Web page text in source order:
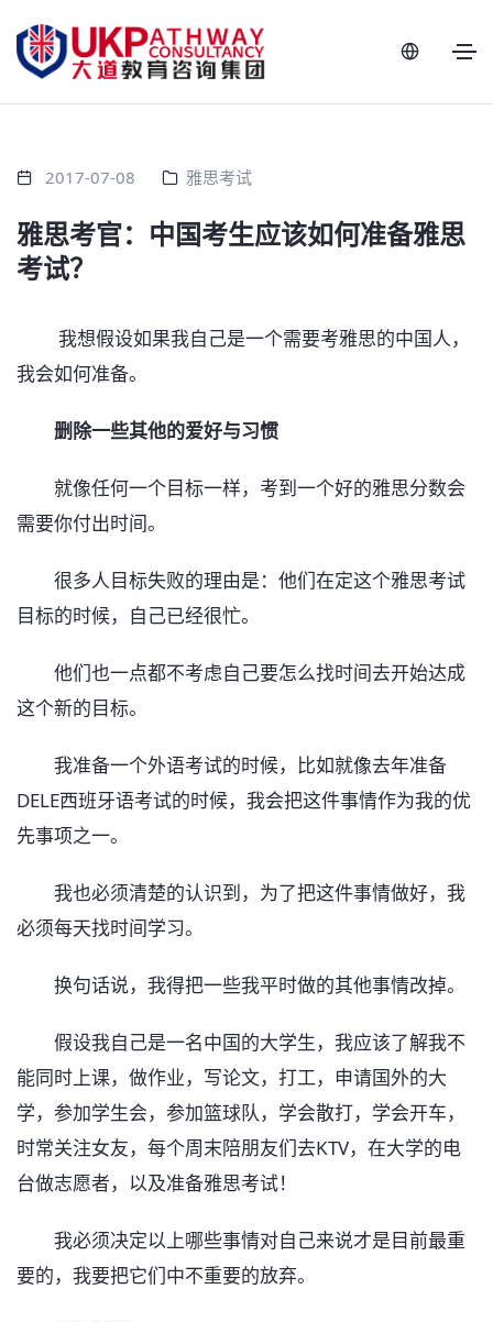
2017-07-08 雅思考试
雅思考官：中国考生应该如何准备雅思
考试？
我想假设如果我自己是一个需要考雅思的中国人，
我会如何准备。
删除一些其他的爱好与习惯
就像任何一个目标一样，考到一个好的雅思分数会
需要你付出时间。
很多人目标失败的理由是：他们在定这个雅思考试
目标的时候，自己已经很忙。
他们也一点都不考虑自己要怎么找时间去开始达成
这个新的目标。
我准备一个外语考试的时候，比如就像去年准备
DELE西班牙语考试的时候，我会把这件事情作为我的优
先事项之一。
我也必须清楚的认识到，为了把这件事情做好，我
必须每天找时间学习。
换句话说，我得把一些我平时做的其他事情改掉。
假设我自己是一名中国的大学生，我应该了解我不
能同时上课，做作业，写论文，打工，申请国外的大
学，参加学生会，参加篮球队，学会散打，学会开车，
时常关注女友，每个周末陪朋友们去KTV，在大学的电
台做志愿者，以及准备雅思考试！
我必须决定以上哪些事情对自己来说才是目前最重
要的，我要把它们中不重要的放弃。